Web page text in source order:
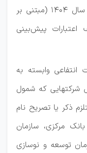
کارکنان، حداکثر معادل اعتبار سرانه سال 1404 (مبتنی بر
را در سقف اعتبارات پیش‌بینی
وابسته به
شرکتهایی که شمول
ذکر یا تصریح نام
مرکزی، سازمان
توسعه و نوسازی